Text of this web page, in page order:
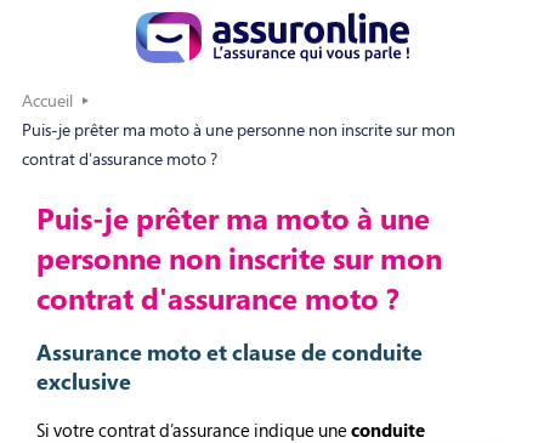
Accueil
Puis-je prêter ma moto à une personne non inscrite sur mon
contrat d'assurance moto ?
Puis-je prêter ma moto à une
personne non inscrite sur mon
contrat d'assurance moto ?
Assurance moto et clause de conduite
exclusive
Si votre contrat d’assurance indique uneconduite